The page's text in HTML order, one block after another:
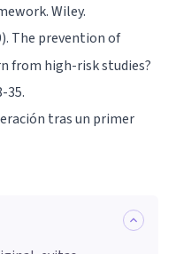
Wiley.
The prevention of
from high-risk studies?
35.
tras un primer